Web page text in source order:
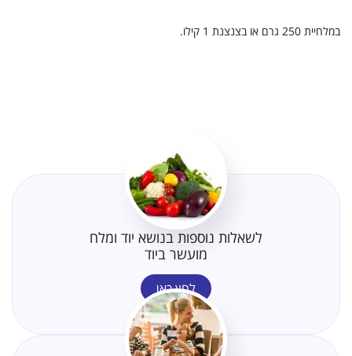
במלחיית 250 גרם או בצנצנת 1 קילו.
לשאלות נוספות בנושא יוד ומלח
מועשר ביוד
לחץ כאן